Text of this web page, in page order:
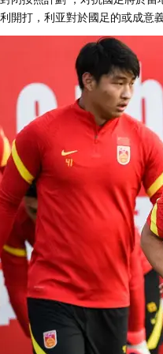
打，利亚對於國足的或成意義